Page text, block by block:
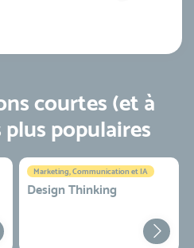
courtes (et à
populaires
Marketing, Communication et IA
Design Thinking